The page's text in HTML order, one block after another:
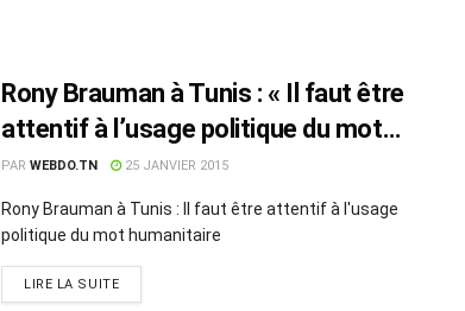
Rony Brauman à Tunis : « Il faut être
attentif à l’usage politique du mot
humanitaire »
PAR WEBDO.TN 25 JANVIER 2015
Rony Brauman à Tunis : Il faut être attentif à l'usage
politique du mot humanitaire
LIRE LA SUITE